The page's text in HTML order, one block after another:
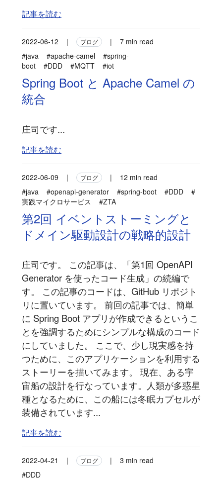
記事を読む
2022-06-12 | ブログ |
7 min read
#java
#apache-camel
#spring-
boot
#DDD #MQTT #iot
Spring Boot と Apache Camel の
統合
庄司です...
記事を読む
2022-06-09 | ブログ |
12 min read
#java
#openapi-generator #spring-boot #DDD
#
実践マイクロサービス
#ZTA
第2回 イベントストーミングと
ドメイン駆動設計の戦略的設計
庄司です。 この記事は、「第1回 OpenAPI
Generator を使ったコード生成」の続編で
す。 この記事のコードは、GitHub リポジト
リに置いています。 前回の記事では、簡単
に Spring Boot アプリが作成できるというこ
とを強調するためにシンプルな構成のコード
にしていました。 ここで、少し現実感を持
つために、このアプリケーションを利用する
ストーリーを描いてみます。 現在、ある宇
宙船の設計を行なっています。人類が多惑星
種となるために、この船には冬眠カプセルが
装備されています...
記事を読む
2022-04-21 | ブログ |
3 min read
#DDD